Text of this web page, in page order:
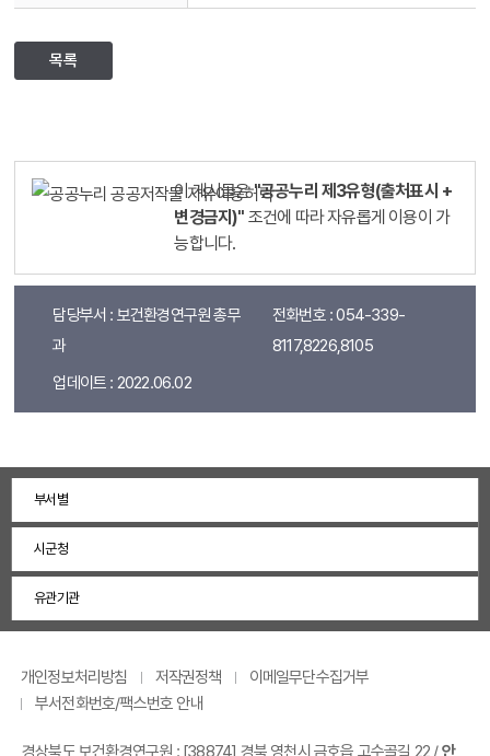
목록
이 게시물은"공공누리 제3유형(출처표시 +
변경금지)" 조건에 따라 자유롭게 이용이 가
능합니다.
담당부서 : 보건환경연구원 총무
과
전화번호 : 054-339-
8117,8226,8105
업데이트 : 2022.06.02
부서별
시군청
유관기관
개인정보처리방침 저작권정책
이메일무단수집거부
부서전화번호/팩스번호 안내
경상북도 보건환경연구원 : [38874] 경북 영천시 금호읍 고수골길 22 /안